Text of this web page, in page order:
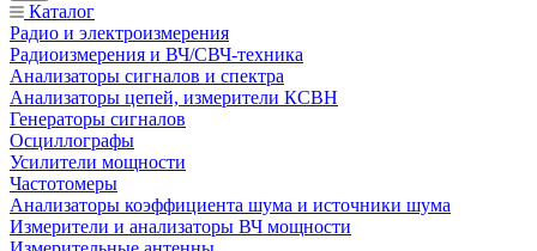
Каталог
Радио и электроизмерения
Радиоизмерения и ВЧ/СВЧ-техника
Анализаторы сигналов и спектра
Анализаторы цепей, измерители КСВН
Генераторы сигналов
Осциллографы
Усилители мощности
Частотомеры
Анализаторы коэффициента шума и источники шума
Измерители и анализаторы ВЧ мощности